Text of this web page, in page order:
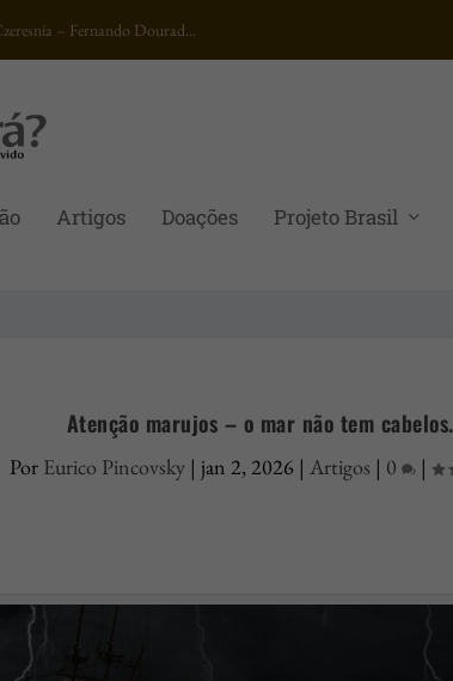
– Fernando Dourad...
Artigos Doações Projeto Brasil
Atenção marujos – o mar não tem cabelos.
Por Eurico Pincovsky | jan 2, 2026 |Artigos | 0 |